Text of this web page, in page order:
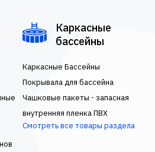
Каркасные
бассейны
Каркасные Бассейны
Покрывала для бассейна
Чашковые пакеты - запасная
внутренняя пленка ПВХ
Смотреть все товары раздела